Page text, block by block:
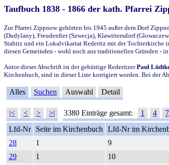
Taufbuch 1838 - 1866 der kath. Pfarrei
Zur Pfarrei Zippnow gehörten bis 1945 außer dem Dorf
(Dudylany), Freudenfier (Szwecja), Klawittersdorf
Stabitz und ein Lokalvikariat Rederitz mit der Tochterkirche
diesen Gemeinden - wohl noch aus traditionellen Gründen -
Autor dieser Abschrift ist der gebürtige RederitzerPaul
Kirchenbuch, sind in dieser Liste korrigiert worden. Bei der
Alles Suchen Auswahl Detail
|< < > >| 3380 Einträge gesamt: 1 4 7
Lfd-Nr
Seite im Kirchenbuch Lfd-Nr im
28
1 9
29
1 10